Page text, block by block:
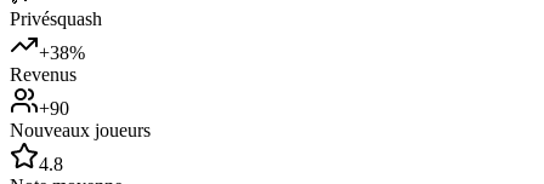
Privésquash
+38%
Revenus
+90
Nouveaux joueurs
4.8